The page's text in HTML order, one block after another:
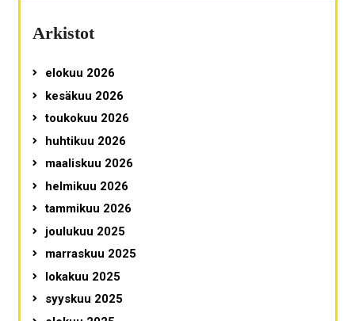
Arkistot
elokuu 2026
kesäkuu 2026
toukokuu 2026
huhtikuu 2026
maaliskuu 2026
helmikuu 2026
tammikuu 2026
joulukuu 2025
marraskuu 2025
lokakuu 2025
syyskuu 2025